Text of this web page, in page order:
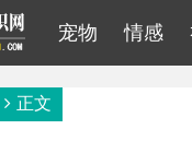
宠物 情感
正文